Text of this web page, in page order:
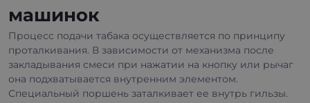
машинок
Процесс подачи табака осуществляется по принципу
проталкивания. В зависимости от механизма после
закладывания смеси при нажатии на кнопку или рычаг
она подхватывается внутренним элементом.
Специальный поршень заталкивает ее внутрь гильзы.